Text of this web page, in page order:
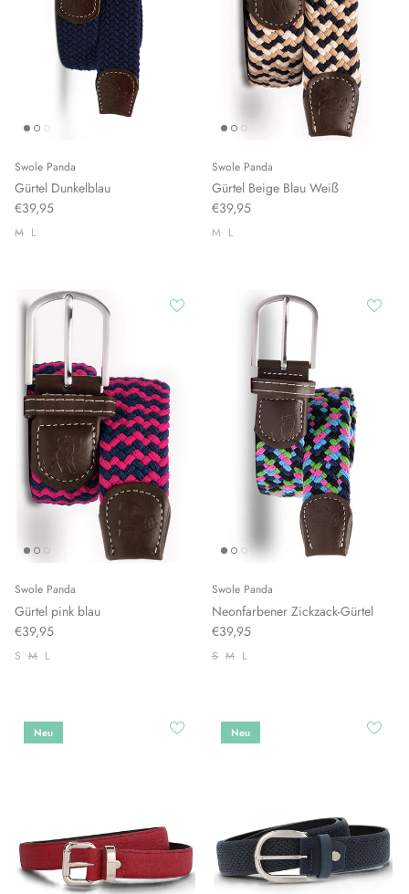
Swole Panda
Gürtel Dunkelblau
€39,95
M L
Swole Panda
Gürtel Beige Blau Weiß
€39,95
M L
Swole Panda
Gürtel pink blau
€39,95
S M L
Swole Panda
Neonfarbener Zickzack-Gürtel
€39,95
S M L
Neu Neu